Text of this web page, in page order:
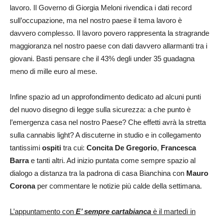
lavoro. Il Governo di Giorgia Meloni rivendica i dati record
sull’occupazione, ma nel nostro paese il tema lavoro è
davvero complesso. Il lavoro povero rappresenta la stragrande
maggioranza nel nostro paese con dati davvero allarmanti tra i
giovani. Basti pensare che il 43% degli under 35 guadagna
meno di mille euro al mese.
Infine spazio ad un approfondimento dedicato ad alcuni punti
del nuovo disegno di legge sulla sicurezza: a che punto è
l’emergenza casa nel nostro Paese? Che effetti avrà la stretta
sulla cannabis light? A discuterne in studio e in collegamento
tantissimi ospiti tra cui: Concita De Gregorio, Francesca
Barrae tanti altri. Ad inizio puntata come sempre spazio al
dialogo a distanza tra la padrona di casa Bianchina con Mauro
Coronaper commentare le notizie più calde della settimana.
L’appuntamento con E’ sempre cartabianca è il martedì in